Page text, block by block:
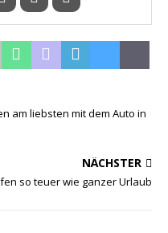
am liebsten mit dem Auto in
NÄCHSTER
so teuer wie ganzer Urlaub